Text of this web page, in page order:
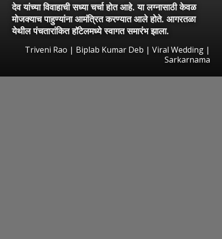
देव यांच्या विवाहाची सध्या चर्चा होत आहे. या लग्नासाठी केवळ
मोजक्याच पाहुण्यांना आमंत्रित करण्यात आले होते. आगरतळा
येथील पंचतारांकित हॉटेलमध्ये स्वागत समारंभ झाला.
Triveni Rao | Biplab Kumar Deb | Viral Wedding |
Sarkarnama